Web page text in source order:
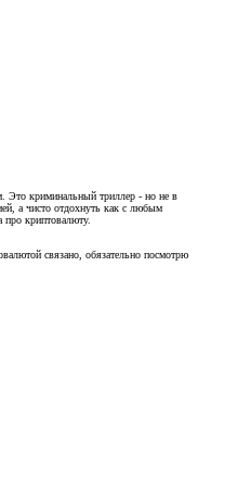
Это криминальный триллер - но не в
а чисто отдохнуть как с любым
про криптовалюту.
связано, обязательно посмотрю